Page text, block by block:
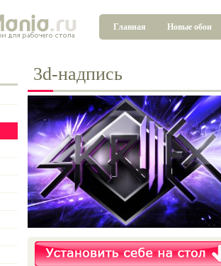
Главная Новые обои
3d-надпись